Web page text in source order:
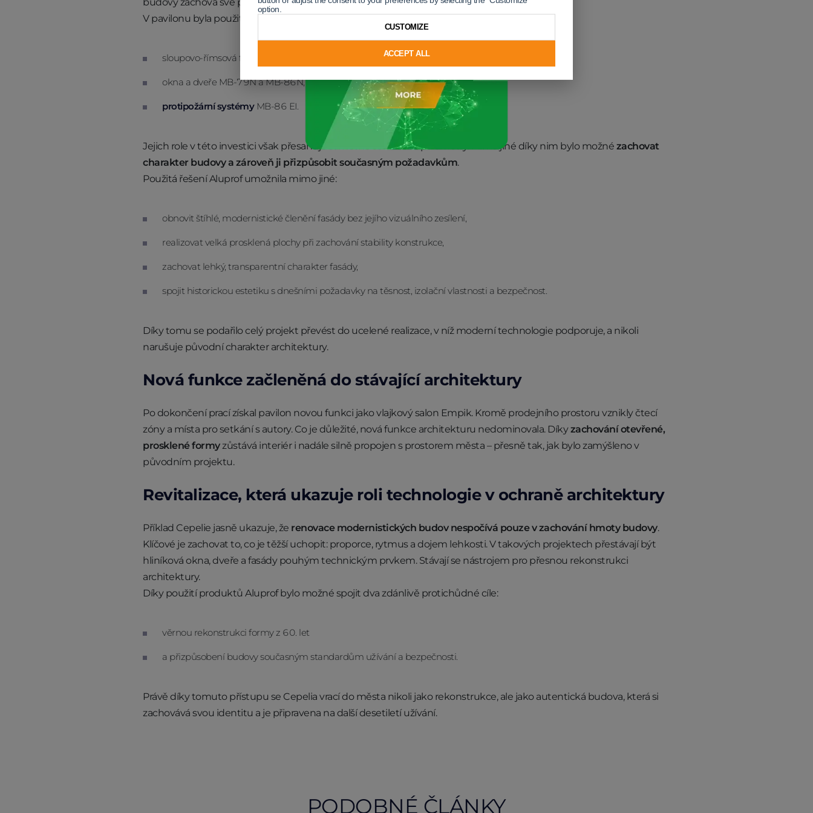
V pavilonu byla použita řešení Aluprof:
sloupovo-římsová fasáda MB‑SR50N HI+,
okna a dveře MB‑79N a MB‑86N,
protipožární systémyMB‑86 EI.
Jejich role v této investici však přesahuje samotné technické parametry. Mimo jiné díky nim bylo možné zachovat
charakter budovy a zároveň ji přizpůsobit současným požadavkům.
Použitá řešení Aluprof umožnila mimo jiné:
obnovit štíhlé, modernistické členění fasády bez jejího vizuálního zesílení,
realizovat velká prosklená plochy při zachování stability konstrukce,
zachovat lehký, transparentní charakter fasády,
spojit historickou estetiku s dnešními požadavky na těsnost, izolační vlastnosti a bezpečnost.
Díky tomu se podařilo celý projekt převést do ucelené realizace, v níž moderní technologie podporuje, a nikoli
narušuje původní charakter architektury.
Nová funkce začleněná do stávající architektury
Po dokončení prací získal pavilon novou funkci jako vlajkový salon Empik. Kromě prodejního prostoru vznikly čtecí
zóny a místa pro setkání s autory. Co je důležité, nová funkce architekturu nedominovala. Díkyzachování otevřené,
prosklené formyzůstává interiér i nadále silně propojen s prostorem města – přesně tak, jak bylo zamýšleno v
původním projektu.
Revitalizace, která ukazuje roli technologie v ochraně architektury
Příklad Cepelie jasně ukazuje, že renovace modernistických budov nespočívá pouze v zachování hmoty budovy.
Klíčové je zachovat to, co je těžší uchopit: proporce, rytmus a dojem lehkosti. V takových projektech přestávají být
hliníková okna, dveře a fasády pouhým technickým prvkem. Stávají se nástrojem pro přesnou rekonstrukci
architektury.
Díky použití produktů Aluprof bylo možné spojit dva zdánlivě protichůdné cíle:
věrnou rekonstrukci formy z 60. let
a přizpůsobení budovy současným standardům užívání a bezpečnosti.
Právě díky tomuto přístupu se Cepelia vrací do města nikoli jako rekonstrukce, ale jako autentická budova, která si
zachovává svou identitu a je připravena na další desetiletí užívání.
PODOBNÉ ČLÁNKY
option.
ACCEPT ALL
CUSTOMIZE